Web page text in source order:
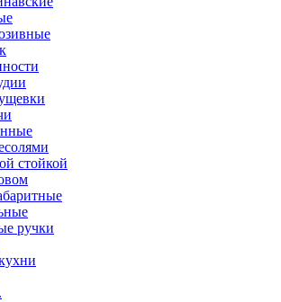
стойкой
ручки